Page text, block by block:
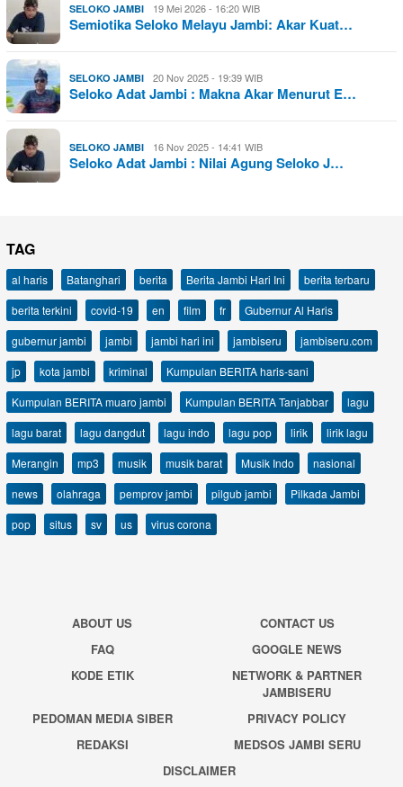
SELOKO JAMBI 19 Mei 2026 - 16:20 WIB
Semiotika Seloko Melayu Jambi: Akar Kuat…
SELOKO JAMBI 20 Nov 2025 - 19:39 WIB
Seloko Adat Jambi : Makna Akar Menurut E…
SELOKO JAMBI 16 Nov 2025 - 14:41 WIB
Seloko Adat Jambi : Nilai Agung Seloko J…
TAG
al haris Batanghari berita Berita Jambi Hari Ini
berita terbaru
berita terkini
covid-19 en film fr
Gubernur Al Haris
gubernur jambi
jambi jambi hari ini jambiseru
jambiseru.com
jp
kota jambi kriminal
Kumpulan BERITA haris-sani
Kumpulan BERITA muaro jambi
Kumpulan BERITA Tanjabbar
lagu
lagu barat
lagu dangdut lagu indo lagu pop lirik
lirik lagu
Merangin
mp3 musik musik barat Musik Indo
nasional
news
olahraga pemprov jambi pilgub jambi
Pilkada Jambi
pop
situs sv us virus corona
ABOUT US
CONTACT US
FAQ
GOOGLE NEWS
KODE ETIK
NETWORK & PARTNER
JAMBISERU
PEDOMAN MEDIA SIBER
PRIVACY POLICY
REDAKSI
MEDSOS JAMBI SERU
DISCLAIMER